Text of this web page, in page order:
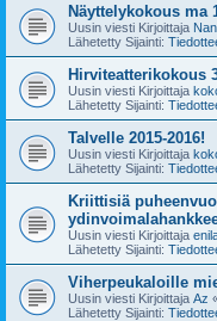
Näyttelykokous ma
Uusin viesti Kirjoittaja
Lähetetty Sijainti:
Hirviteatterikokous
Uusin viesti Kirjoittaja
Lähetetty Sijainti:
Talvelle 2015-2016!
Uusin viesti Kirjoittaja
Lähetetty Sijainti:
Kriittisiä
Uusin viesti Kirjoittaja
Lähetetty Sijainti:
Viherpeukaloille
Uusin viesti Kirjoittaja Az
Lähetetty Sijainti: